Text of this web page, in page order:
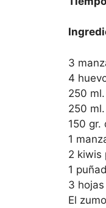
3
4
250
250
150 gr.
1
2 kiwis
1
3
El